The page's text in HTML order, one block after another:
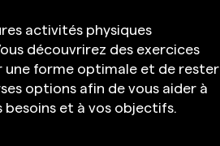
activités physiques
découvrirez des exercices
forme optimale et de rester
options afin de vous aider à
et à vos objectifs.